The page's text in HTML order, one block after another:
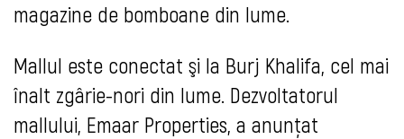
magazine de bomboane din lume.
Mallul este conectat şi la Burj Khalifa, cel mai
înalt zgârie-nori din lume. Dezvoltatorul
mallului, Emaar Properties, a anunţat